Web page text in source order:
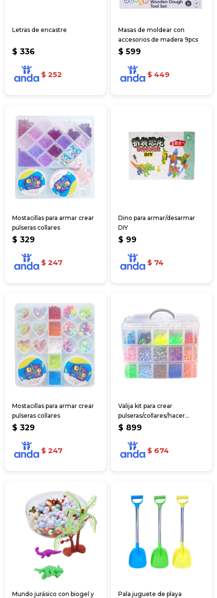
Letras de encastre
$ 336
$ 252
Masas de moldear con
accesorios de madera 9pcs
$ 599
$ 449
Mostacillas para armar crear
pulseras collares
$ 329
$ 247
Dino para armar/desarmar
DIY
$ 99
$ 74
Mostacillas para armar crear
pulseras collares
$ 329
$ 247
Valija kit para crear
pulseras/collares/hacer
peinados
$ 899
$ 674
Mundo jurásico con biogel y
Pala juguete de playa